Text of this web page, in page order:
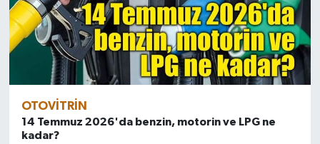
OTOVITRIN
14 Temmuz 2026'da benzin, motorin ve LPG ne
kadar?